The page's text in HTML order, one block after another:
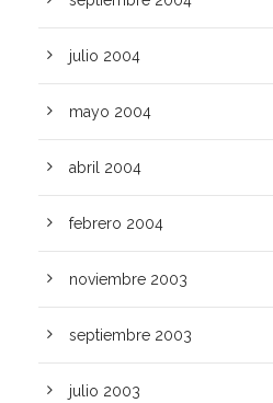
julio 2004
mayo 2004
abril 2004
febrero 2004
noviembre 2003
septiembre 2003
julio 2003